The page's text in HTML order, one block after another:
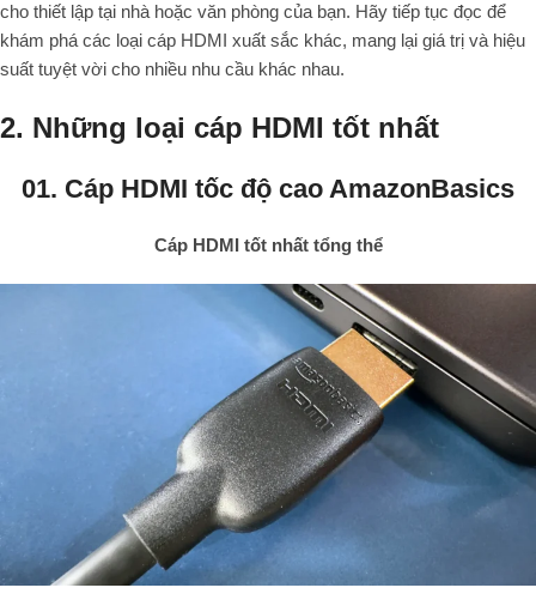
cho thiết lập tại nhà hoặc văn phòng của bạn. Hãy tiếp tục đọc để
khám phá các loại cáp HDMI xuất sắc khác, mang lại giá trị và hiệu
suất tuyệt vời cho nhiều nhu cầu khác nhau.
2. Những loại cáp HDMI tốt nhất
01. Cáp HDMI tốc độ cao AmazonBasics
Cáp HDMI tốt nhất tổng thể